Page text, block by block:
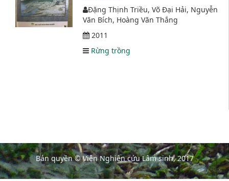
Đặng Thịnh Triều, Võ Đại Hải, Nguyễn
Văn Bích, Hoàng Văn Thắng
2011
Rừng trồng
Bản quyền © Viện Nghiên cứu Lâm sinh, 2017